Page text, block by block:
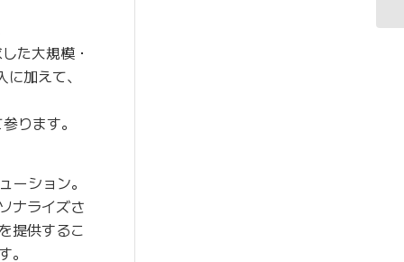
た大規模・
加えて、
ります。
ーション。
ナライズさ
提供するこ
。